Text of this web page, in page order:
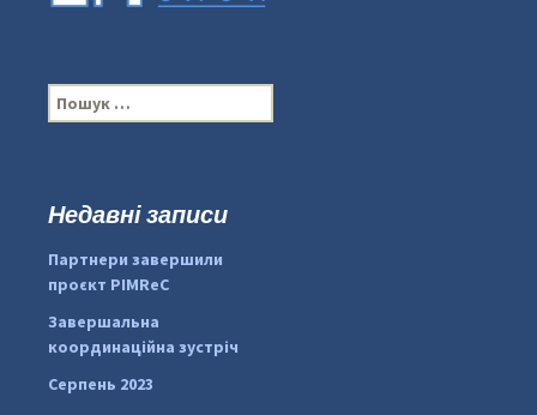
#PipIvanToday
pimrec_project
П
о
:Недавні записи
Партнери завершили
проєкт PIMReC
Завершальна
координаційна зустріч
Серпень 2023